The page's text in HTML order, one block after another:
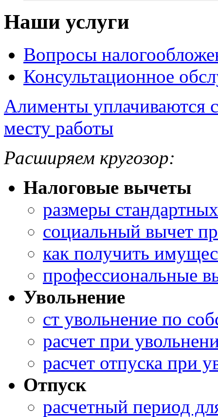
Наши услуги
Вопросы
Консультационное
Алименты уплачиваются
месту работы
Расширяем кругозор:
Налоговые вычеты
размеры
социальный вычет
как получить
профессиональные
Увольнение
ст увольнение по
расчет при
расчет отпуска при
Отпуск
расчетный период